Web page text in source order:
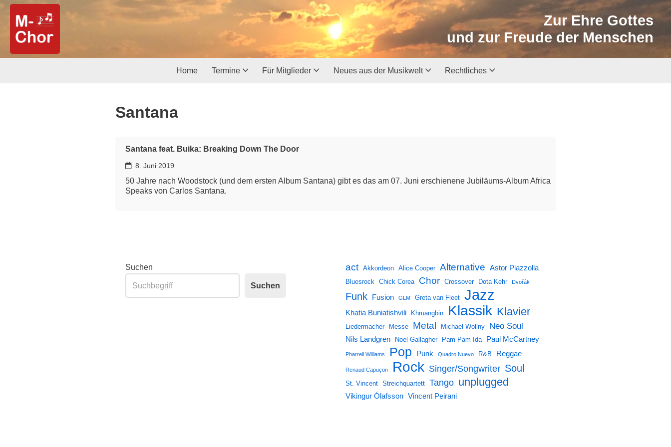
Zum
Inhalt
springen
Zur Ehre Gottes
und zur Freude der Menschen
Home Termine Für Mitglieder Neues aus der Musikwelt Rechtliches
Santana
Santana feat. Buika: Breaking Down The Door
8. Juni 2019
50 Jahre nach Woodstock (und dem ersten Album Santana) gibt es das am 07. Juni erschienene Jubiläums-Album Africa
Speaks von Carlos Santana.
Suchen
Suchen
act Akkordeon Alice Cooper Alternative Astor Piazzolla
Bluesrock Chick Corea Chor Crossover Dota Kehr Dvořák
Funk Fusion GLM Greta van Fleet Jazz
Khatia Buniatishvili Khruangbin Klassik Klavier
Liedermacher Messe Metal Michael Wollny Neo Soul
Nils Landgren Noel Gallagher Pam Pam Ida Paul McCartney
Pharrell Williams Pop Punk Quadro Nuevo R&B Reggae
Renaud Capuçon Rock Singer/Songwriter Soul
St. Vincent Streichquartett Tango unplugged
Vikingur Ólafsson Vincent Peirani